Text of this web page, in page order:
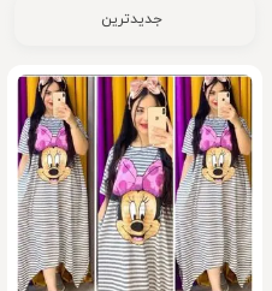
جدیدترین